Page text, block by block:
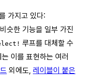
가지고 있다:
슷한 기능을 일부 가진
루프를 대체할 수
는 이를 표현하는 여러
외에도, 레이블이 붙은